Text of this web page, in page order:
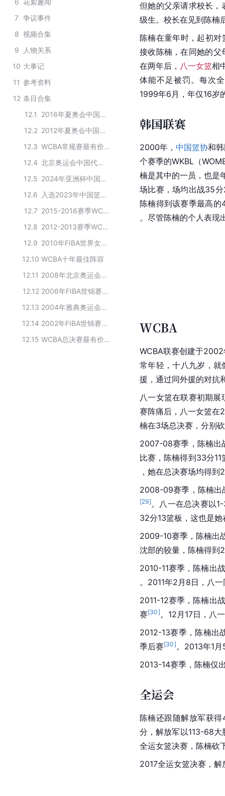
7 争议事件
8 视频合集
9
人物关系
10 大事记
11 参考资料
12 条目合集
12.1
2016年夏奥会中国女篮名单
12.2
2012年夏奥会中国女篮名单
12.3
WCBA常规赛最有价值球员
12.4
北京奥运会中国代表团篮球运动员
12.5
2024年亚洲杯中国U18女篮集训大名单
12.6
入选2023年中国篮球名人堂女运动员推举名单
12.7
2015-2016赛季WCBA八一广博文具篮球俱乐部球员名单
12.8
2012-2013赛季WCBA获奖者
12.9
2010年FIBA世界女篮锦标赛中国队球员名单
12.10 WCBA十年最佳阵容
12.11
2008年北京奥运会中国代表团女子篮球队运动员名单
12.12
2006年FIBA世锦赛中国女篮名单
12.13
2004年雅典奥运会中国女子篮球队选手名单
12.14
2002年FIBA世锦赛中国女篮名单
12.15
WCBA总决赛最有价值球员
但她的父亲请求校长，
级生。校长在见到陈楠
陈楠在童年时，起初对
接收陈楠，在同她的
在两年后， 八一女篮相
体能不足被罚。每次
1999年6月，年仅16岁
韩国联赛
2000年，中国篮协和
个赛季的WKBL（
楠是其中的一员，也是
场比赛，场均出战35
陈楠得到该赛季最高
。尽管陈楠的个人表现
WCBA
WCBA联赛创建于2002
常年轻，十八九岁，就
援，通过同外援的对抗
八一女篮在联赛初期
赛阵痛后，八一女篮在
楠在3场总决赛，分别
2007-08赛季，陈楠出
比赛，陈楠得到33分
，她在总决赛场均得
2008-09赛季，陈楠出
[29] 。八一在总决赛以
32分13篮板，这也是
2009-10赛季，陈楠出
沈部的较量，陈楠得到
2010-11赛季，陈楠出
。2011年2月8日，八一
2011-12赛季，陈楠出
赛[30] 。12月17日，八
2012-13赛季，陈楠出
季后赛[30] 。2013年1
2013-14赛季，陈楠仅
全运会
陈楠还跟随解放军获得
分，解放军以113-68大
全运女篮决赛，陈楠砍
2017全运女篮决赛，解